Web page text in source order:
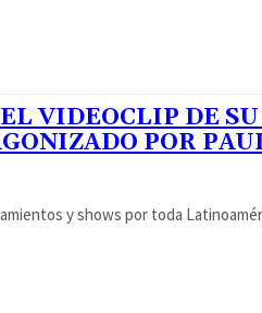
VIDEOCLIP DE
POR
y shows por toda